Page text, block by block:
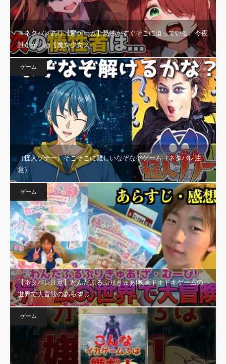
※ネタバレあり【鬱ゲーム】恐怖がすぐそこに迫っている。今夜
誰かが〇ぬ【魔女少女ノ…
ゲーム
（怪人ゾナー）そこそこに難しいなぞなぞゲーム（ネタバレ注
意）
ゲーム
【ネタバレ注意】わんだふるぷりきゅあ!映画ドキドキゲームの
世界で大冒険のあらすじ…
ゲーム